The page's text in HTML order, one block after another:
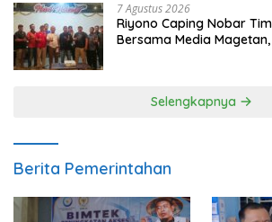
7 Agustus 2026
Riyono Caping Nobar
Bersama Media
Selengkapnya
Berita Pemerintahan